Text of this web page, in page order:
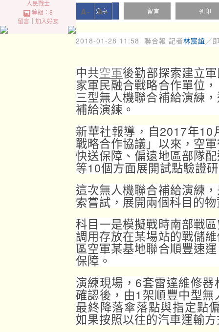
人民戰士
等級：8
留言｜ 加入好友
分享 留言 列印
A- A+
2018-01-28 11:58 聯合報 記者林宸誼 ╱
中共空軍後勤部探索建立
家軍民融合戰略合作單位
三型無人機聯合補給演練
補給演練。
新華社報導，自2017年
戰略合作協議」以來，空
快送保障、偏遠地區部隊
等10個方面展開試點驗證
這次無人機聯合補給演練
索嘗試，展開兩個科目的
科目一是模擬戰時南部戰
調用存放在某場站的戰儲
區空軍某基地聯合順豐速
保障。
演練現場，6套雷達維修
確認後，由1架順豐中型
最終降落傘落點與指定點
如果按照以往的汽車運輸